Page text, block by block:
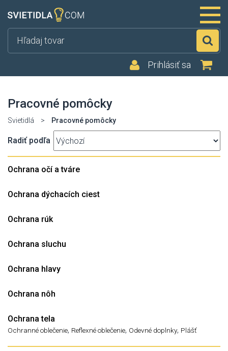
Prihlásiť sa
Pracovné pomôcky
Svietidlá > Pracovné pomôcky
Radiť podľa
Ochrana očí a tváre
Ochrana dýchacích ciest
Ochrana rúk
Ochrana sluchu
Ochrana hlavy
Ochrana nôh
Ochrana tela
Ochranné oblečenie, Reflexné oblečenie, Odevné doplnky, Plášť